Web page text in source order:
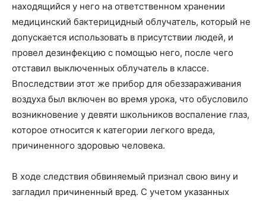
находящийся у него на ответственном хранении
медицинский бактерицидный облучатель, который не
допускается использовать в присутствии людей, и
провел дезинфекцию с помощью него, после чего
отставил выключенных облучатель в классе.
Впоследствии этот же прибор для обеззараживания
воздуха был включен во время урока, что обусловило
возникновение у девяти школьников воспаление глаз,
которое относится к категории легкого вреда,
причиненного здоровью человека.
В ходе следствия обвиняемый признал свою вину и
загладил причиненный вред. С учетом указанных